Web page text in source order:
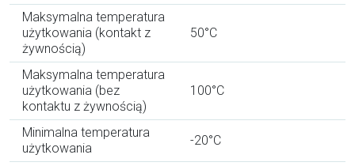
Maksymalna temperatura
użytkowania (kontakt z
żywnością)
50°C
Maksymalna temperatura
użytkowania (bez
kontaktu z żywnością)
100°C
Minimalna temperatura
użytkowania
-20°C